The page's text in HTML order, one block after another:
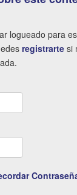
logueado para
registrarte si